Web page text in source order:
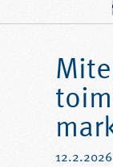
12.2.2026